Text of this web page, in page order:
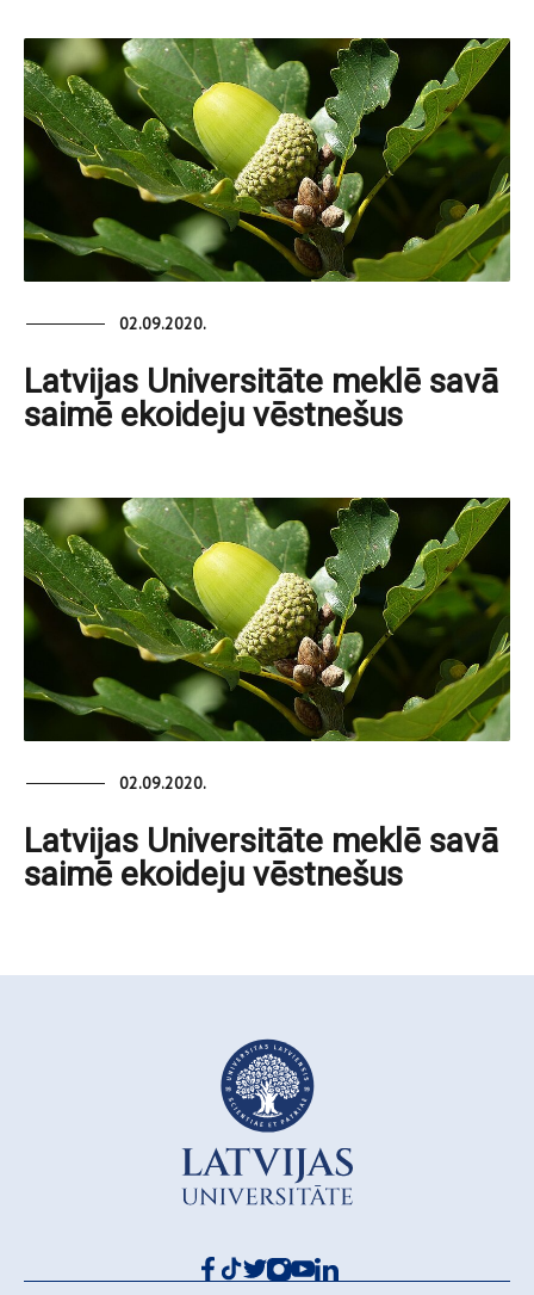
02.09.2020.
Latvijas Universitāte meklē savā
saimē ekoideju vēstnešus
02.09.2020.
Latvijas Universitāte meklē savā
saimē ekoideju vēstnešus